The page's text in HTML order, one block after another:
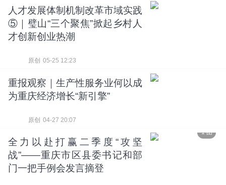
人才发展体制机制改革市域实践
⑤｜璧山“三个聚焦”掀起乡村人
才创新创业热潮
05-25 12:23
原创
重报观察｜生产性服务业何以成
为重庆经济增长“新引擎”
04-27 20:07
原创
1 图
全力以赴打赢二季度“攻坚
战”——重庆市区县委书记和部
门一把手例会发言摘登